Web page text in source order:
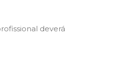
deverá